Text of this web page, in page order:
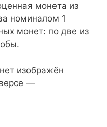
монета из
номиналом 1
монет: по две из
изображён
—